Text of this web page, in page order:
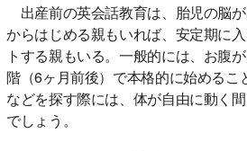
出産前の英会話教育は、胎児の脳
からはじめる親もいれば、安定期に
トする親もいる。一般的には、お腹
階（6ヶ月前後）で本格的に始めるこ
などを探す際には、体が自由に動く
でしょう。